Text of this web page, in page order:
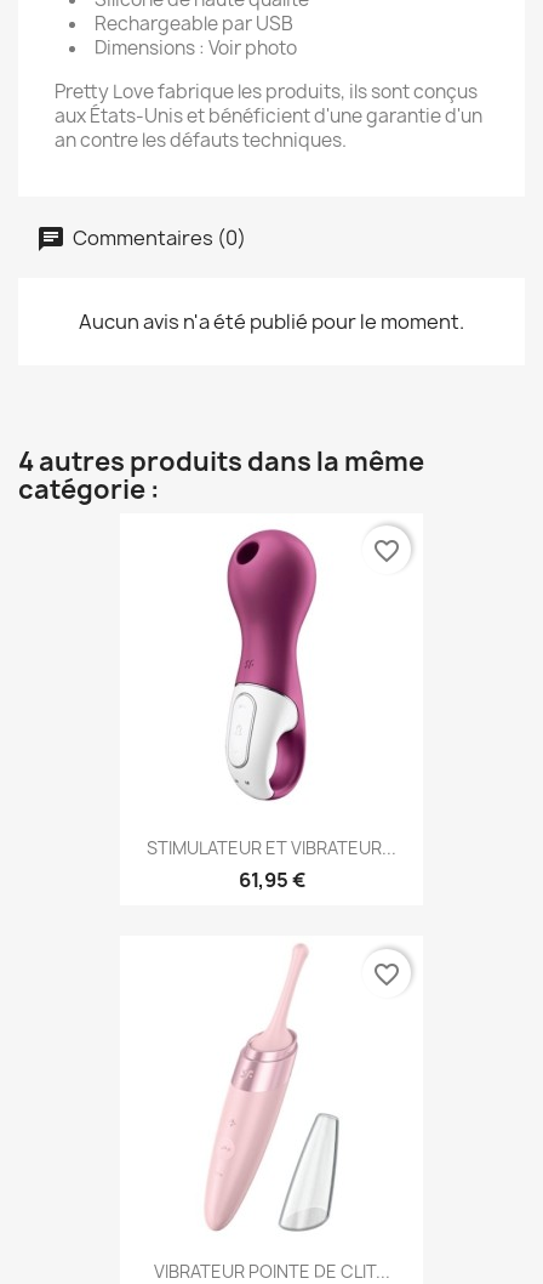
Rechargeable par USB
Dimensions : Voir photo
Pretty Love fabrique les produits, ils sont conçus
aux États-Unis et bénéficient d'une garantie d'un
an contre les défauts techniques.
Commentaires (0)
Aucun avis n'a été publié pour le moment.
4 autres produits dans la même
catégorie :
STIMULATEUR ET VIBRATEUR...
61,95 €
favorite_border
VIBRATEUR POINTE DE CLIT...
favorite_border